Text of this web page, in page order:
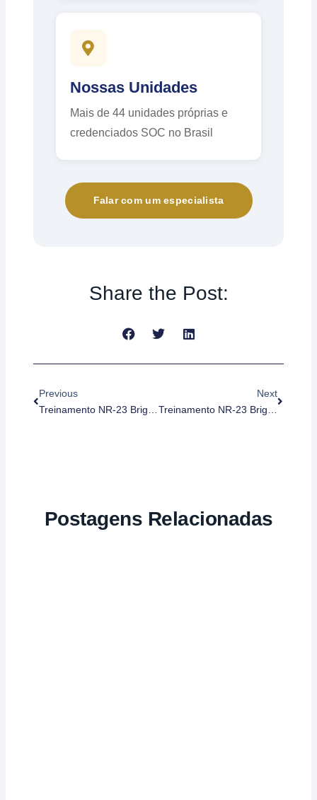
Nossas Unidades
Mais de 44 unidades próprias e
credenciados SOC no Brasil
Falar com um especialista
Share the Post:
Previous
Treinamento NR-23 Brigada IT-17 SP Intermediário – Periódico
Next
Treinamento NR-23 Brigada IT-17 SP Avançado – Periódico
Postagens Relacionadas